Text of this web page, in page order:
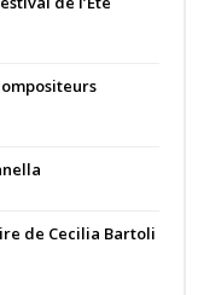
de Cecilia Bartoli